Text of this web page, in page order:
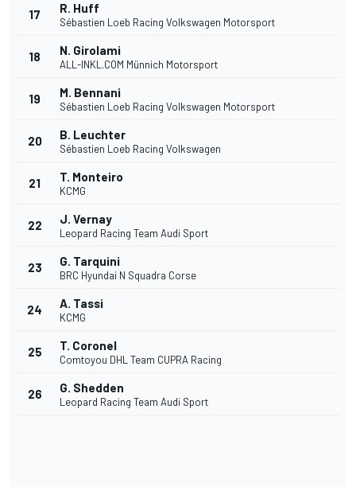
17 R. Huff
Sébastien Loeb Racing Volkswagen Motorsport
18 N. Girolami
ALL-INKL.COM Münnich Motorsport
19 M. Bennani
Sébastien Loeb Racing Volkswagen Motorsport
20 B. Leuchter
Sébastien Loeb Racing Volkswagen
21 T. Monteiro
KCMG
22 J. Vernay
Leopard Racing Team Audi Sport
23 G. Tarquini
BRC Hyundai N Squadra Corse
24 A. Tassi
KCMG
25 T. Coronel
Comtoyou DHL Team CUPRA Racing
26 G. Shedden
Leopard Racing Team Audi Sport